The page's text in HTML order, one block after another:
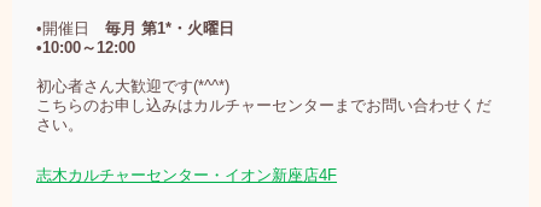
•開催日 毎月 第1*・火曜日
•10:00～12:00
初心者さん大歓迎です(*^^*)
こちらのお申し込みはカルチャーセンターまでお問い合わせくだ
さい。
志木カルチャーセンター・イオン新座店4F